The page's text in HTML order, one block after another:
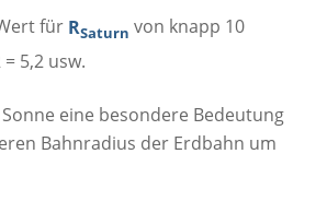
für RSaturn von knapp 10
5,2 usw.
eine besondere Bedeutung
Bahnradius der Erdbahn um